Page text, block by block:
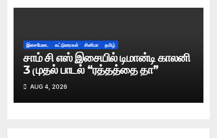
இசைமேடை கட்டுரைகள் சினிமா தமிழ்
சாம் சி எஸ் இசையில் டிமான்டி காலனி
3 முதல் பாடல் “ரத்தத்தை தா”
AUG 4, 2026